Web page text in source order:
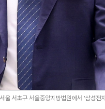
서초구 서울중앙지방법원에서 '삼성전